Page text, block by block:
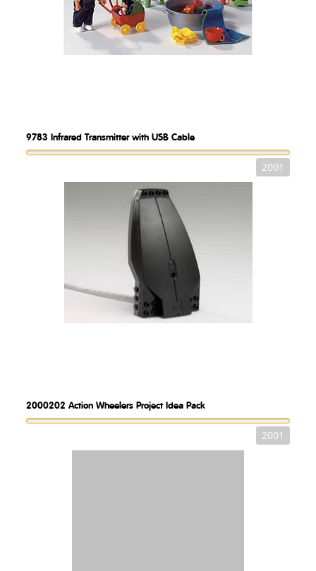
9783 Infrared Transmitter with USB Cable
2001
2000202 Action Wheelers Project Idea Pack
2001